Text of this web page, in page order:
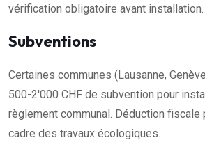
vérification obligatoire avant installation.
Subventions
Certaines communes (Lausanne,
500-2'000 CHF de subvention pour
règlement communal. Déduction
cadre des travaux écologiques.